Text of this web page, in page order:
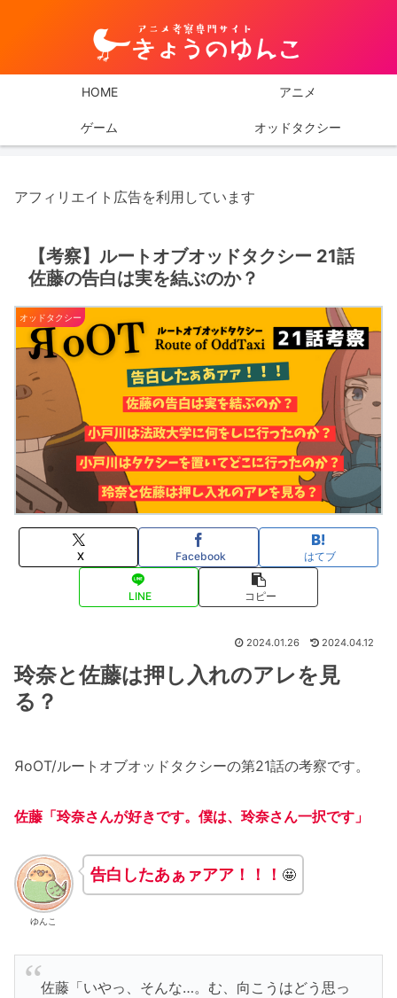
HOME アニメ
ゲーム オッドタクシー
アフィリエイト広告を利用しています
【考察】ルートオブオッドタクシー 21話
佐藤の告白は実を結ぶのか？
オッドタクシー
X Facebook はてブ
LINE コピー
2024.01.26 2024.04.12
玲奈と佐藤は押し入れのアレを見
る？
ЯoOT/ルートオブオッドタクシーの第21話の考察です。
佐藤「玲奈さんが好きです。僕は、玲奈さん一択です」
ゆんこ
告白したあぁァアア！！！ 🤩
佐藤「いやっ、そんな…。む、向こうはどう思っ